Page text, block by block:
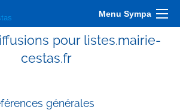
Menu Sympa
pour listes.mairie-
cestas.fr
générales